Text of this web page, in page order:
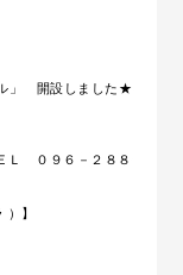
ル」 開設しました★
Ｌ ０９６－２８８
】